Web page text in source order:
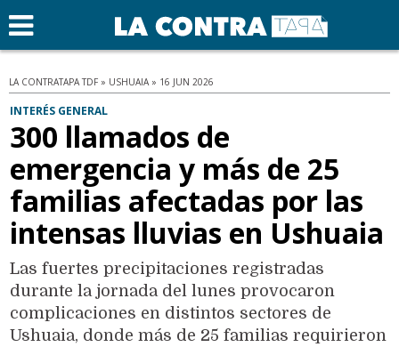
LA CONTRATAPA TDF » USHUAIA » 16 JUN 2026
INTERÉS GENERAL
300 llamados de
emergencia y más de 25
familias afectadas por las
intensas lluvias en Ushuaia
Las fuertes precipitaciones registradas
durante la jornada del lunes provocaron
complicaciones en distintos sectores de
Ushuaia, donde más de 25 familias requirieron